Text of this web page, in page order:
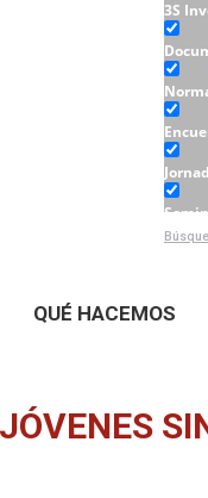
3S
QUÉ HACEMOS